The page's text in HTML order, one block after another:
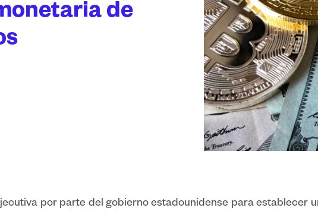
de
por parte del gobierno estadounidense para establecer